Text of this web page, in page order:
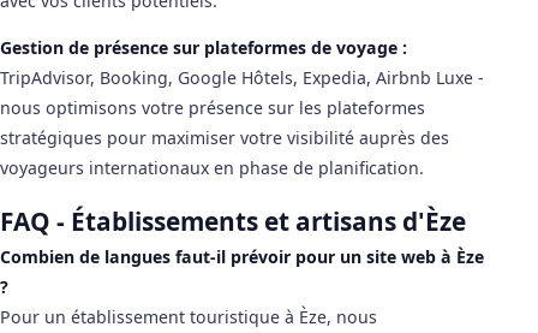
Gestion de présence sur plateformes de voyage :
TripAdvisor, Booking, Google Hôtels, Expedia, Airbnb Luxe -
nous optimisons votre présence sur les plateformes
stratégiques pour maximiser votre visibilité auprès des
voyageurs internationaux en phase de planification.
FAQ - Établissements et artisans d'Èze
Combien de langues faut-il prévoir pour un site web à Èze
?
Pour un établissement touristique à Èze, nous